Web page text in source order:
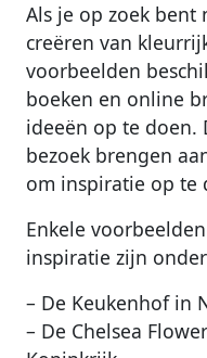
Als je op zoek
creëren van
voorbeelden
boeken en online
ideeën op te doen.
bezoek brengen
om inspiratie op te
Enkele
inspiratie zijn
– De Keukenhof in
– De Chelsea